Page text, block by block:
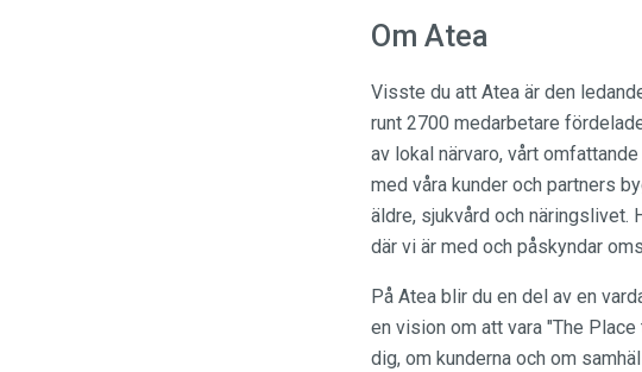
Om Atea
Visste du att Atea är den
runt 2700 medarbetare
av lokal närvaro, vårt
med våra kunder och partners
äldre, sjukvård och näringslivet.
där vi är med och påskyndar
På Atea blir du en del av en
en vision om att vara "The
dig, om kunderna och om